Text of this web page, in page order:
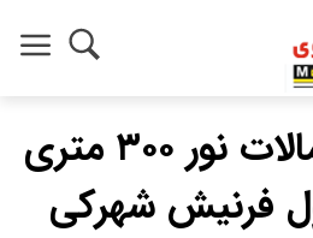
خرید ویلا الیمالات نور ۳۰۰ متری
فرنیش شهرکی